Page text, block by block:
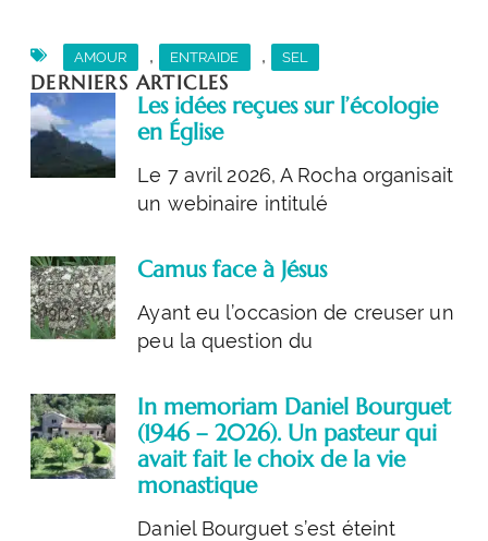
AMOUR , ENTRAIDE , SEL
DERNIERS ARTICLES
Les idées reçues sur l’écologie
en Église
Le 7 avril 2026, A Rocha organisait
un webinaire intitulé
Camus face à Jésus
Ayant eu l’occasion de creuser un
peu la question du
In memoriam Daniel Bourguet
(1946 – 2026). Un pasteur qui
avait fait le choix de la vie
monastique
Daniel Bourguet s’est éteint